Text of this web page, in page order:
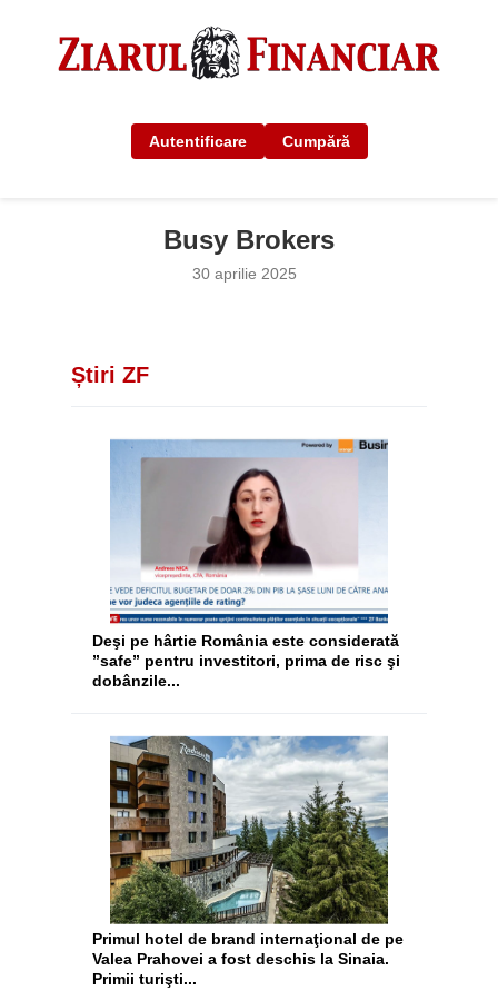
Autentificare Cumpără
Busy Brokers
30 aprilie 2025
Știri ZF
Deşi pe hârtie România este considerată
”safe” pentru investitori, prima de risc şi
dobânzile...
​Primul hotel de brand internaţional de pe
Valea Prahovei a fost deschis la Sinaia.
Primii turişti...